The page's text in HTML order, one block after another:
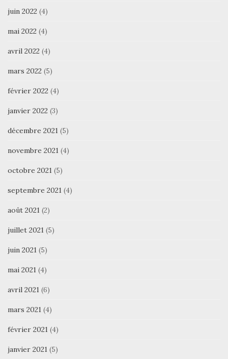
juin 2022 (4)
mai 2022 (4)
avril 2022 (4)
mars 2022 (5)
février 2022 (4)
janvier 2022 (3)
décembre 2021 (5)
novembre 2021 (4)
octobre 2021 (5)
septembre 2021 (4)
août 2021 (2)
juillet 2021 (5)
juin 2021 (5)
mai 2021 (4)
avril 2021 (6)
mars 2021 (4)
février 2021 (4)
janvier 2021 (5)